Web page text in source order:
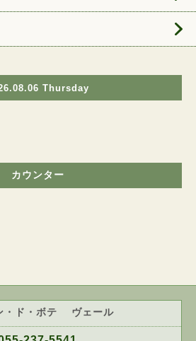
Thursday
カウンター
・ド・ボテ ヴェール